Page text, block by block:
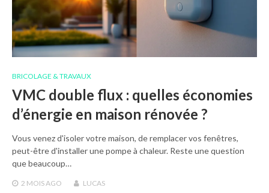
BRICOLAGE & TRAVAUX
VMC double flux : quelles économies
d’énergie en maison rénovée ?
Vous venez d'isoler votre maison, de remplacer vos fenêtres,
peut-être d'installer une pompe à chaleur. Reste une question
que beaucoup…
2 MOISAGO LUCAS